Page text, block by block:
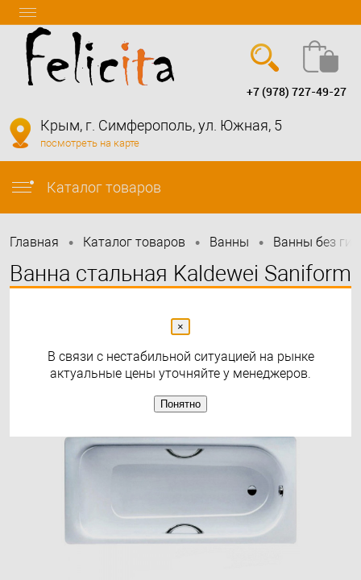
info@felicita-crimea.ru
+7 (978) 727-49-27
Крым, г. Симферополь, ул. Южная, 5
посмотреть на карте
Каталог товаров
Главная • Каталог товаров • Bанны • Ванны без
Ванна стальная Kaldewei Saniform
×
В связи с нестабильной ситуацией на рынке
актуальные цены уточняйте у менеджеров.
Понятно